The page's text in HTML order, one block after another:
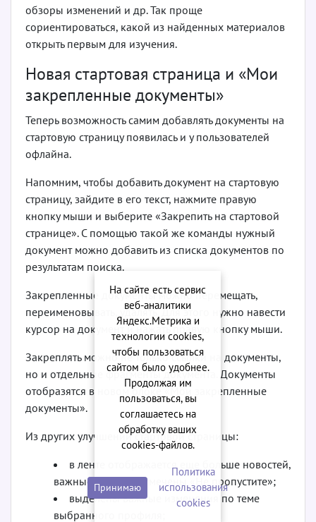
обзоры изменений и др. Так проще
сориентироваться, какой из найденных материалов
открыть первым для изучения.
Новая стартовая страница и «Мои
закрепленные документы»
Теперь возможность самим добавлять документы на
стартовую страницу появилась и у пользователей
офлайна.
Напомним, чтобы добавить документ на стартовую
страницу, зайдите в его текст, нажмите правую
кнопку мыши и выберите «Закрепить на стартовой
странице». С помощью такой же команды нужный
документ можно добавить из списка документов по
результатам поиска.
Закрепленные документы можно перемещать,
переименовывать, удалять. Для этого нужно навести
курсор на документ и нажать правую кнопку мыши.
Закреплять можно не только ссылки на документы,
но и отдельные фрагменты документа. Документы
отобразятся в новом блоке «Мои закрепленные
документы».
Из других улучшений стартовой страницы:
в ленте отображается еще больше новостей,
важные новости отмечены «Не пропустите»;
выделены важные изменения по теме
выбранного профиля;
На сайте есть сервис
веб-аналитики
Яндекс.Метрика и
технологии cookies,
чтобы пользоваться
сайтом было удобнее.
Продолжая им
пользоваться, вы
соглашаетесь на
обработку ваших
cookies‑файлов.
Принимаю
Политика
использования
сookies